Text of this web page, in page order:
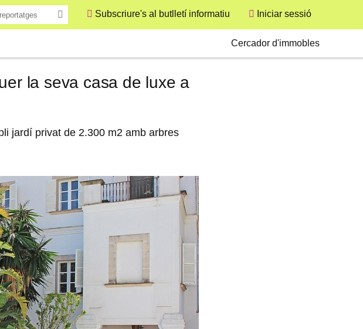
Subscriure's al butlletí informatiu
User
Iniciar sessió
Cercador d'immobles
la seva casa de luxe a
jardí privat de 2.300 m2 amb arbres